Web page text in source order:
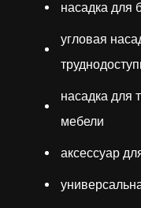
насадка для
угловая
насадка для
мебели
аксессуар